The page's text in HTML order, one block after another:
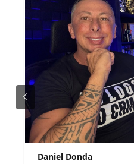
Daniel Donda